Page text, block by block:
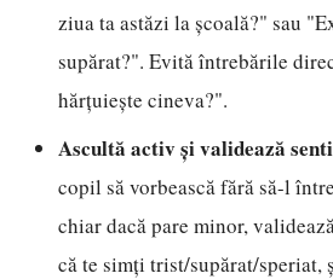
ziua ta astăzi la școală?" sau
supărat?". Evită întrebările
hărțuiește cineva?".
Ascultă activ și validează
copil să vorbească fără să-l
chiar dacă pare minor,
că te simți trist/supărat/speriat,